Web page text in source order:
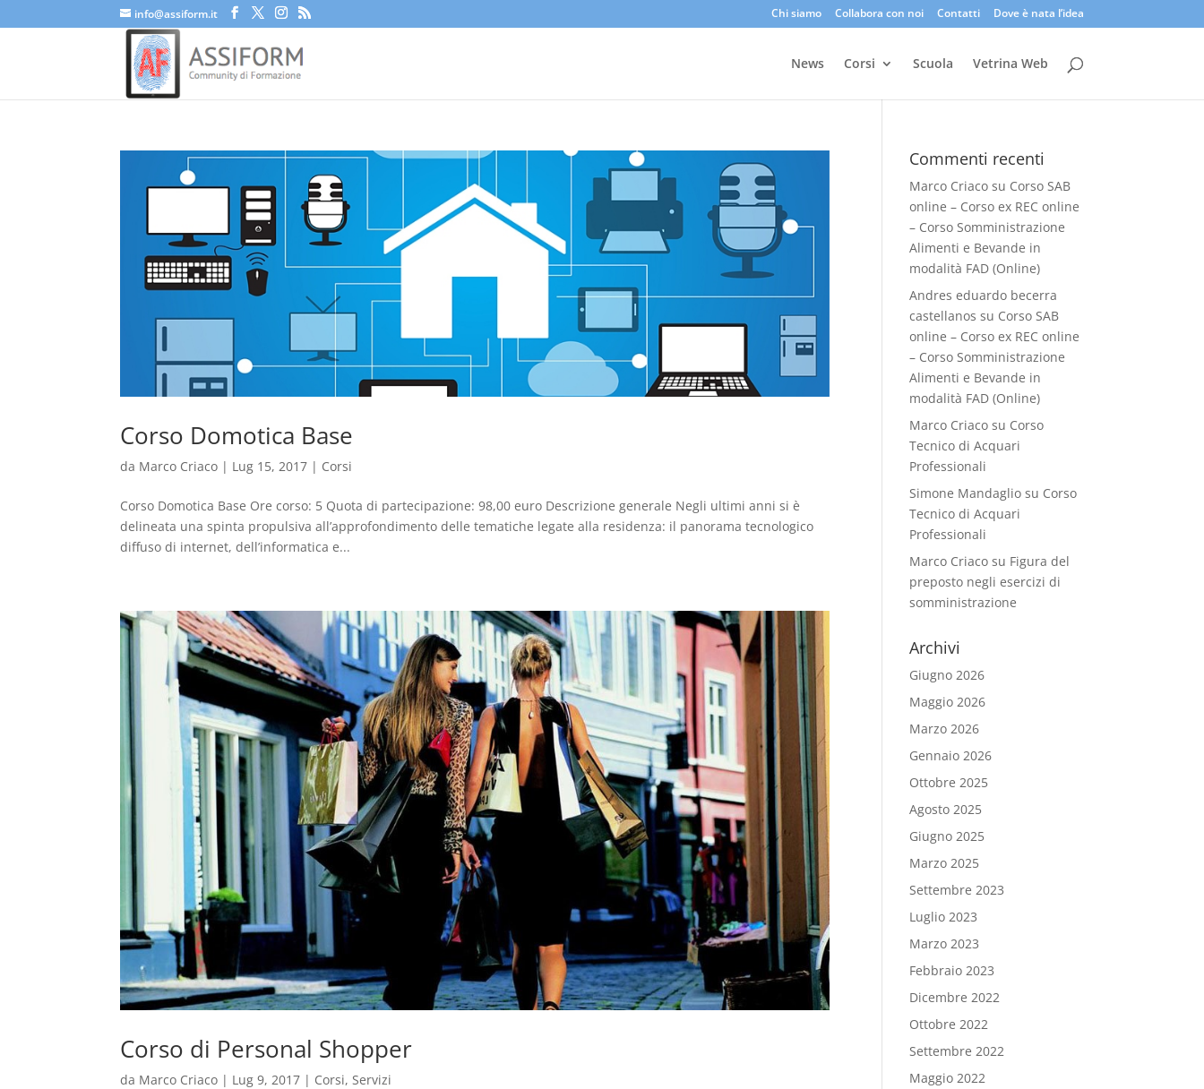
info@assiform.it Chi siamo Collabora con noi Contatti Dove è nata l’idea
News Corsi Scuola Vetrina Web
Corso Domotica Base
da Marco Criaco | Lug 15, 2017 | Corsi
Corso Domotica Base Ore corso: 5 Quota di partecipazione: 98,00 euro Descrizione generale Negli ultimi anni si è
delineata una spinta propulsiva all’approfondimento delle tematiche legate alla residenza: il panorama tecnologico
diffuso di internet, dell’informatica e...
Corso di Personal Shopper
da Marco Criaco | Lug 9, 2017 | Corsi, Servizi
Commenti recenti
Marco Criaco su Corso SAB
online – Corso ex REC online
– Corso Somministrazione
Alimenti e Bevande in
modalità FAD (Online)
Andres eduardo becerra
castellanos su Corso SAB
online – Corso ex REC online
– Corso Somministrazione
Alimenti e Bevande in
modalità FAD (Online)
Marco Criaco su Corso
Tecnico di Acquari
Professionali
Simone Mandaglio su Corso
Tecnico di Acquari
Professionali
Marco Criaco su Figura del
preposto negli esercizi di
somministrazione
Archivi
Giugno 2026
Maggio 2026
Marzo 2026
Gennaio 2026
Ottobre 2025
Agosto 2025
Giugno 2025
Marzo 2025
Settembre 2023
Luglio 2023
Marzo 2023
Febbraio 2023
Dicembre 2022
Ottobre 2022
Settembre 2022
Maggio 2022